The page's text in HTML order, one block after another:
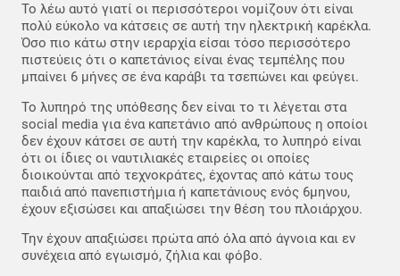
Το λέω αυτό γιατί οι περισσότεροι νομίζουν ότι είναι
πολύ εύκολο να κάτσεις σε αυτή την ηλεκτρική καρέκλα.
Όσο πιο κάτω στην ιεραρχία είσαι τόσο περισσότερο
πιστεύεις ότι ο καπετάνιος είναι ένας τεμπέλης που
μπαίνει 6 μήνες σε ένα καράβι τα τσεπώνει και φεύγει.
Το λυπηρό της υπόθεσης δεν είναι το τι λέγεται στα
social media για ένα καπετάνιο από ανθρώπους η οποίοι
δεν έχουν κάτσει σε αυτή την καρέκλα, το λυπηρό είναι
ότι οι ίδιες οι ναυτιλιακές εταιρείες οι οποίες
διοικούνται από τεχνοκράτες, έχοντας από κάτω τους
παιδιά από πανεπιστήμια ή καπετάνιους ενός 6μηνου,
έχουν εξισώσει και απαξιώσει την θέση του πλοιάρχου.
Την έχουν απαξιώσει πρώτα από όλα από άγνοια και εν
συνέχεια από εγωισμό, ζήλια και φόβο.